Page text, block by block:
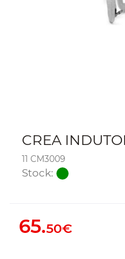
CREA
11 CM3009
Stock:
65.50€